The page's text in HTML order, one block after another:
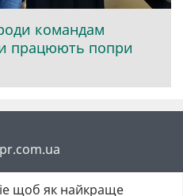
командам
працюють попри
щоб як найкраще